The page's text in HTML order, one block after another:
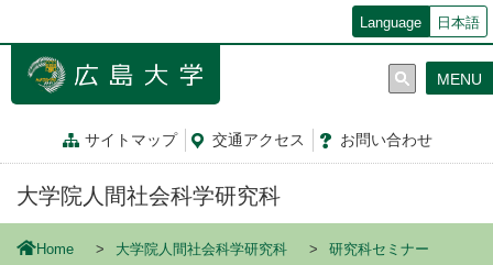
ン
Language 日本語
サイトマップ 交通アクセス お問い合わせ
MENU
大学院人間社会科学研究科
Home 大学院人間社会科学研究科 研究科セミナー